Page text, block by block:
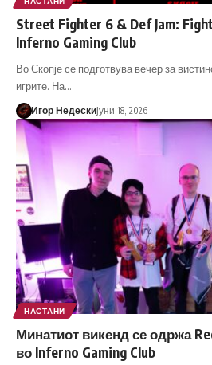
Street Fighter 6 & Def Jam:
Inferno Gaming Club
Во Скопје се подготвува вечер за
игрите. На…
Игор Недескијуни 18, 2026
НАСТАНИ
Минатиот викенд се одржа
во Inferno Gaming Club